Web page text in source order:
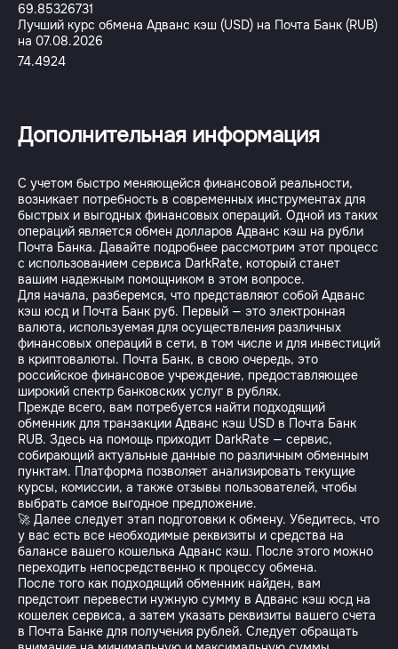
69.85326731
Лучший курс обмена Адванс кэш (USD) на Почта Банк (RUB)
на 07.08.2026
74.4924
Дополнительная информация
С учетом быстро меняющейся финансовой реальности,
возникает потребность в современных инструментах для
быстрых и выгодных финансовых операций. Одной из таких
операций является обмен долларов Адванс кэш на рубли
Почта Банка. Давайте подробнее рассмотрим этот процесс
с использованием сервиса DarkRate, который станет
вашим надежным помощником в этом вопросе.
Для начала, разберемся, что представляют собой Адванс
кэш юсд и Почта Банк руб. Первый — это электронная
валюта, используемая для осуществления различных
финансовых операций в сети, в том числе и для инвестиций
в криптовалюты. Почта Банк, в свою очередь, это
российское финансовое учреждение, предоставляющее
широкий спектр банковских услуг в рублях.
Прежде всего, вам потребуется найти подходящий
обменник для транзакции Адванс кэш USD в Почта Банк
RUB. Здесь на помощь приходит DarkRate — сервис,
собирающий актуальные данные по различным обменным
пунктам. Платформа позволяет анализировать текущие
курсы, комиссии, а также отзывы пользователей, чтобы
выбрать самое выгодное предложение.
🚀 Далее следует этап подготовки к обмену. Убедитесь, что
у вас есть все необходимые реквизиты и средства на
балансе вашего кошелька Адванс кэш. После этого можно
переходить непосредственно к процессу обмена.
После того как подходящий обменник найден, вам
предстоит перевести нужную сумму в Адванс кэш юсд на
кошелек сервиса, а затем указать реквизиты вашего счета
в Почта Банке для получения рублей. Следует обращать